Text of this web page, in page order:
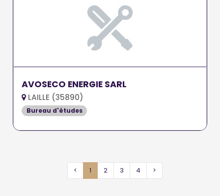
AVOSECO ENERGIE SARL
LAILLE (35890)
Bureau d'études
< 1 2 3 4 >